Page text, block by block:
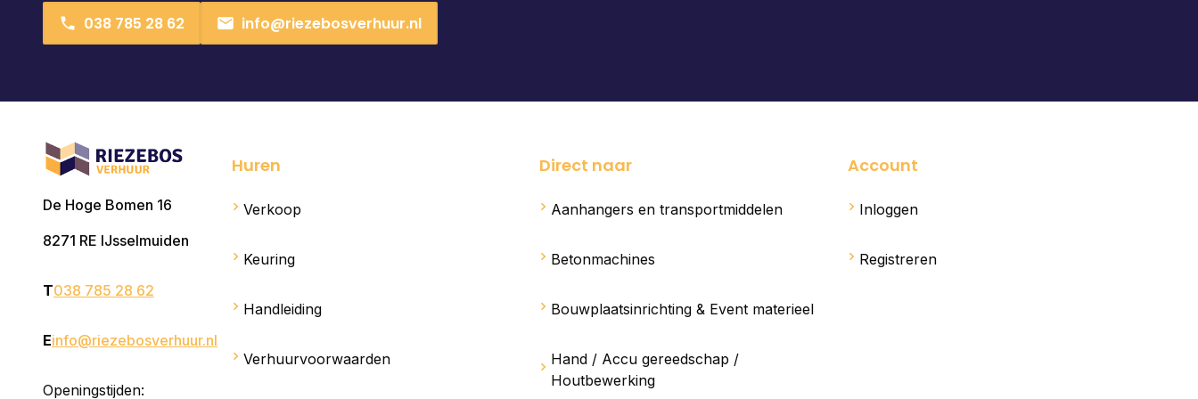
038 785 28 62 info@riezebosverhuur.nl
De Hoge Bomen 16
8271 RE IJsselmuiden
T038 785 28 62
Einfo@riezebosverhuur.nl
Openingstijden:
Huren
Verkoop
Keuring
Handleiding
Verhuurvoorwaarden
Direct naar
Aanhangers en transportmiddelen
Betonmachines
Bouwplaatsinrichting & Event materieel
Hand / Accu gereedschap /
Houtbewerking
Account
Inloggen
Registreren